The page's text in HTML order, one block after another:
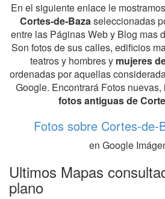
En el siguiente enlace le
Cortes-de-Bazaseleccionadas
entre las Páginas Web y Blog mas
Son fotos de sus calles, edificios
teatros y hombres y mujeres
ordenadas por aquellas
Google. Encontrará Fotos
fotos antiguas de
Fotos sobre Cortes-de-
en Google
Ultimos Mapas
plano